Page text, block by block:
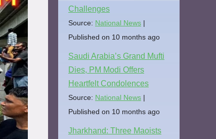
Challenges
Source: National News
Published on 10 months ago
Saudi Arabia’s Grand Mufti
Dies, PM Modi Offers
Heartfelt Condolences
Source: National News
Published on 10 months ago
Jharkhand: Three Maoists